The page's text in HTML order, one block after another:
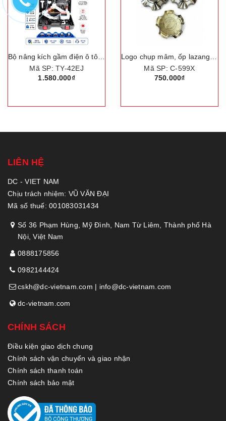
Bộ nâng kích gầm điện ô tô, trọng tải nâng 3 tấn. Thương hiệu Đức cao cấp ROGTZ "TY-42EJ"
Mã SP: TY-42EJ
1.580.000₫
Mã SP: C-599X
750.000₫
LIÊN HỆ
DC - VIET NAM
Chịu trách nhiệm: VŨ VĂN ĐẠI
Mã số thuế: 001083031434
Số 36 Phạm Hùng, Mỹ Đình, Nam Từ Liêm, Thành phố Hà
Nội, Việt Nam
0888175856
0982144424
cskh@dc-vietnam.com | info@dc-vietnam.com
dc-vietnam.com
CHÍNH SÁCH
Điều kiện giao dịch chung
Chính sách vận chuyển và giao nhận
Chính sách thanh toán
Chính sách bảo mật